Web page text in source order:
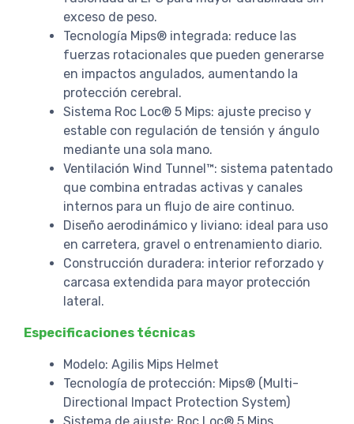
exceso de peso.
Tecnología Mips® integrada: reduce las
fuerzas rotacionales que pueden generarse
en impactos angulados, aumentando la
protección cerebral.
Sistema Roc Loc® 5 Mips: ajuste preciso y
estable con regulación de tensión y ángulo
mediante una sola mano.
Ventilación Wind Tunnel™: sistema patentado
que combina entradas activas y canales
internos para un flujo de aire continuo.
Diseño aerodinámico y liviano: ideal para uso
en carretera, gravel o entrenamiento diario.
Construcción duradera: interior reforzado y
carcasa extendida para mayor protección
lateral.
Especificaciones técnicas
Modelo: Agilis Mips Helmet
Tecnología de protección: Mips® (Multi-
Directional Impact Protection System)